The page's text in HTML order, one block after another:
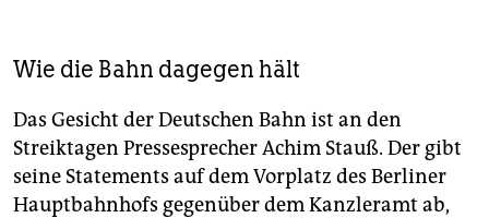
Konzernangaben hat in 55 Betrieben die EVG die
Mehrheit, nur in 16 die GDL. Die GDL bestreitet die
Zählung.(taz)
Wie die Bahn dagegen hält
Das Gesicht der Deutschen Bahn ist an den
Streiktagen Pressesprecher Achim Stauß. Der gibt
seine Statements auf dem Vorplatz des Berliner
Hauptbahnhofs gegenüber dem Kanz­le­ramt ab,